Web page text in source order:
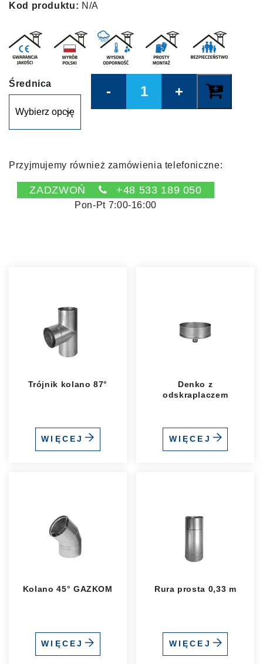
Kod produktu: N/A
Średnica
Przyjmujemy również zamówienia telefoniczne:
ZADZWOŃ +48 533 189 050
Pon-Pt 7:00-16:00
Trójnik kolano 87°
WIĘCEJ
Denko z
odskraplaczem
WIĘCEJ
Kolano 45° GAZKOM
WIĘCEJ
Rura prosta 0,33 m
WIĘCEJ